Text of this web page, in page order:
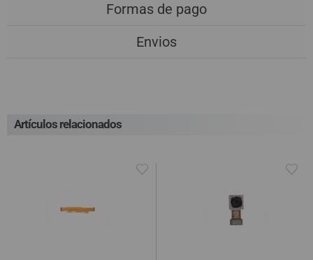
Formas de pago
Envios
Artículos relacionados